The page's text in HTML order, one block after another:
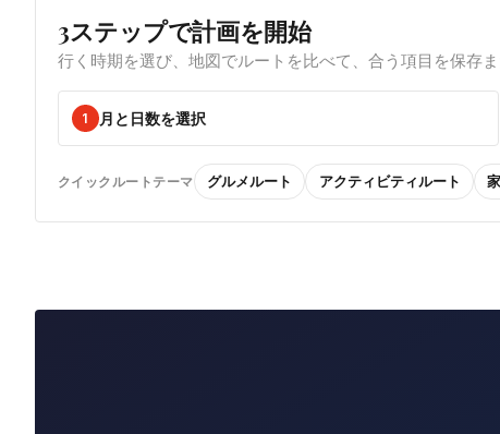
3ステップで計画を開始
行く時期を選び、地図でルートを比べて、合う項目を保存ま
1 月と日数を選択
クイックルートテーマ グルメルート アクティビティルート